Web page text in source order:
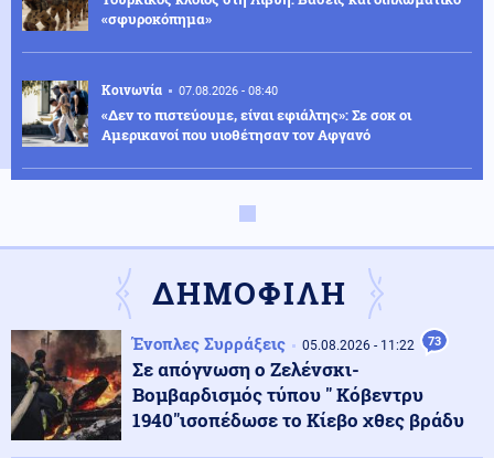
«σφυροκόπημα»
Κοινωνία 07.08.2026 - 08:40
«Δεν το πιστεύουμε, είναι εφιάλτης»: Σε σοκ οι
Αμερικανοί που υιοθέτησαν τον Αφγανό
07.08.2026 - 08:36
εγκλήματος – Στο στόχαστρο ομάδες από τον
Ισημερινό
Κόσμος
Πετρέλαιο: Ανοδικά το Brent εν μέσω καθυστερήσεων
στη συμφωνία για τα Στενά του Ορμούζ
Ρωσία
ΔΗΜΟΦΙΛΗ
Ένοπλες Συρράξεις 05.08.2026 - 11:22 73
Σε απόγνωση ο Ζελένσκι-
Βομβαρδισμός τύπου " Κόβεντρυ
1940"ισοπέδωσε το Κίεβο χθες βράδυ